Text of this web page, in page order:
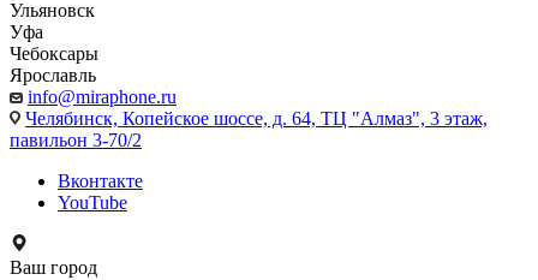
Ульяновск
Уфа
Чебоксары
Ярославль
info@miraphone.ru
Челябинск, Копейское шоссе, д. 64, ТЦ "Алмаз", 3 этаж,
павильон 3-70/2
Вконтакте
YouTube
Ваш город